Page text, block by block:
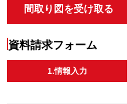
間取り図を受け取る
資料請求フォーム
1.情報入力